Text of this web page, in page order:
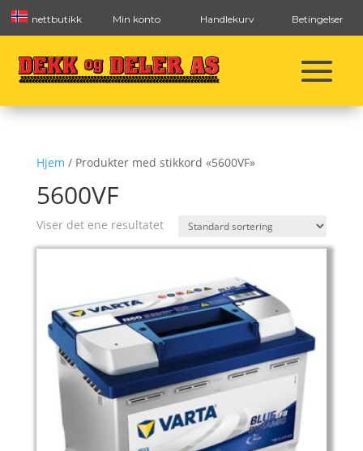
nettbutikk Min konto Handlekurv Betingelser
Hjem / Produkter med stikkord «5600VF»
5600VF
Viser det ene resultatet